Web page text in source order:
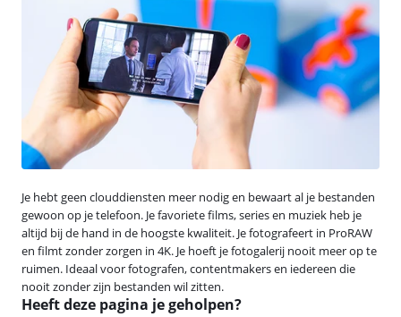
Je hebt geen clouddiensten meer nodig en bewaart al je bestanden
gewoon op je telefoon. Je favoriete films, series en muziek heb je
altijd bij de hand in de hoogste kwaliteit. Je fotografeert in ProRAW
en filmt zonder zorgen in 4K. Je hoeft je fotogalerij nooit meer op te
ruimen. Ideaal voor fotografen, contentmakers en iedereen die
nooit zonder zijn bestanden wil zitten.
Heeft deze pagina je geholpen?